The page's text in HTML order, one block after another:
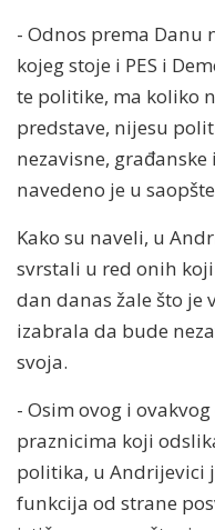
- Odnos prema Danu
kojeg stoje i PES i
te politike, ma koliko
predstave, nijesu
nezavisne,
navedeno je u
Kako su naveli, u
svrstali u red onih
dan danas žale što je
izabrala da bude
svoja.
- Osim ovog i
praznicima koji
politika, u Andrijevici
funkcija od strane